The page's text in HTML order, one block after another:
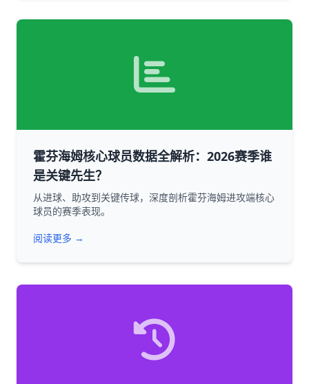
霍芬海姆核心球员数据全解析：2026赛季谁
是关键先生？
从进球、助攻到关键传球，深度剖析霍芬海姆进攻端核心
球员的赛季表现。
阅读更多 →